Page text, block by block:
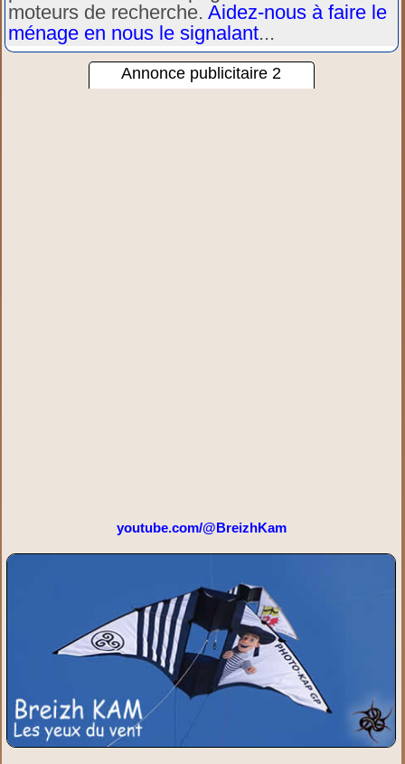
moteurs de recherche.Aidez-nous à faire le
ménage en nous le signalant...
Annonce publicitaire 2
youtube.com/@BreizhKam